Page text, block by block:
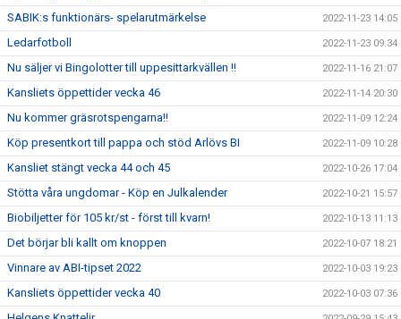
SABIK:s funktionärs- spelarutmärkelse 2022-11-23 14:05
Ledarfotboll 2022-11-23 09:34
Nu säljer vi Bingolotter till uppesittarkvällen !! 2022-11-16 21:07
Kansliets öppettider vecka 46 2022-11-14 20:30
Nu kommer gräsrotspengarna!! 2022-11-09 12:24
Köp presentkort till pappa och stöd Arlövs BI 2022-11-09 10:28
Kansliet stängt vecka 44 och 45 2022-10-26 17:04
Stötta våra ungdomar - Köp en Julkalender 2022-10-21 15:57
Biobiljetter för 105 kr/st - först till kvarn! 2022-10-13 11:13
Det börjar bli kallt om knoppen 2022-10-07 18:21
Vinnare av ABI-tipset 2022 2022-10-03 19:23
Kansliets öppettider vecka 40 2022-10-03 07:36